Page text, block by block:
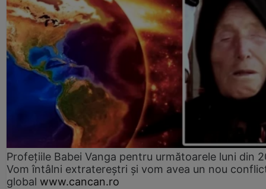
Profețiile Babei Vanga pentru următoarele luni din
Vom întâlni extratereștri și vom avea un nou
global www.cancan.ro